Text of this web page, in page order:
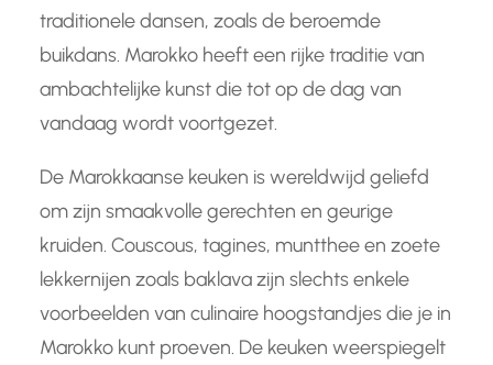
traditionele dansen, zoals de beroemde
buikdans. Marokko heeft een rijke traditie van
ambachtelijke kunst die tot op de dag van
vandaag wordt voortgezet.
De Marokkaanse keuken is wereldwijd geliefd
om zijn smaakvolle gerechten en geurige
kruiden. Couscous, tagines, muntthee en zoete
lekkernijen zoals baklava zijn slechts enkele
voorbeelden van culinaire hoogstandjes die je in
Marokko kunt proeven. De keuken weerspiegelt